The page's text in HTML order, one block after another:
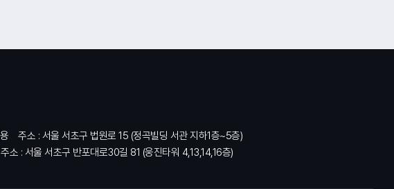
주소 : 서울 서초구 법원로 15 (정곡빌딩 서관 지하1층~5층)
주소 : 서울 서초구 반포대로30길 81 (웅진타워 4,13,14,16층)